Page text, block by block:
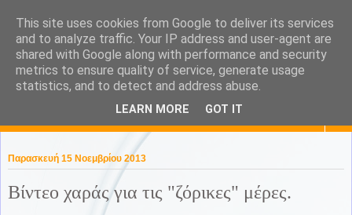
KaPa. Me without you...tea
without a biscuit!
Παρασκευή 15 Νοεμβρίου 2013
Βίντεο χαράς για τις "ζόρικες" μέρες.
This site uses cookies from Google to deliver its services
and to analyze traffic. Your IP address and user-agent are
shared with Google along with performance and security
metrics to ensure quality of service, generate usage
statistics, and to detect and address abuse.
LEARN MORE GOT IT